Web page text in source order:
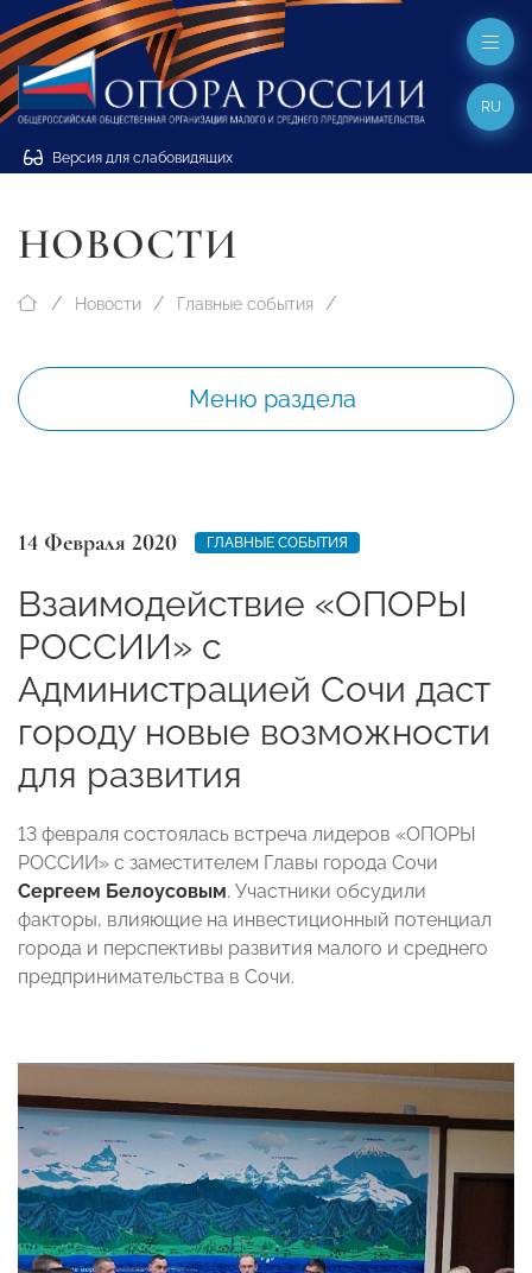
Версия для слабовидящих
RU
НОВОСТИ
Новости Главные события
Меню раздела
14 Февраля 2020 ГЛАВНЫЕ СОБЫТИЯ
Взаимодействие «ОПОРЫ
РОССИИ» с
Администрацией Сочи даст
городу новые возможности
для развития
13 февраля состоялась встреча лидеров «ОПОРЫ
РОССИИ» с заместителем Главы города Сочи
Сергеем Белоусовым. Участники обсудили
факторы, влияющие на инвестиционный потенциал
города и перспективы развития малого и среднего
предпринимательства в Сочи.